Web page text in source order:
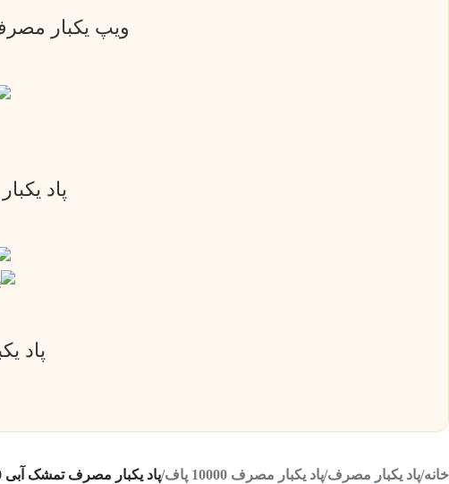
ویپ یکبار مصرف 50000 پاف ساب باکس کنگرتچ | نیکوتین 5
پاد یکبار مصرف 40000
پاد یکبار
خانه/پاد یکبار مصرف/پاد یکبار مصرف 10000 پاف /پاد یکبار مصرف تمشک آبی 10000 پاف فریتون